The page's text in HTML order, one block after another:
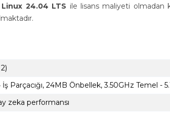
24.04 LTS ile lisans maliyeti olmadan
Parçacığı, 24MB Önbellek, 3.50GHz Temel -
zeka performansı